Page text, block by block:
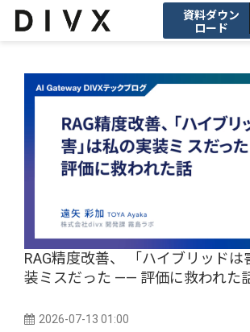
資料ダウン
ロード
DIVXブログ
セミナー
RAG精度改善、 「ハイブリッドは
装ミスだった —— 評価に救われた
2026-07-13 01:00